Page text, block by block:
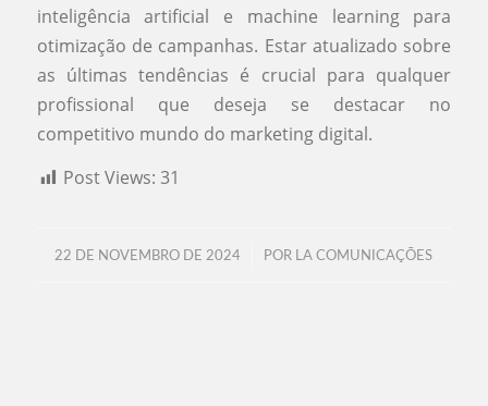
inteligência artificial e machine learning para
otimização de campanhas. Estar atualizado sobre
as últimas tendências é crucial para qualquer
profissional que deseja se destacar no
competitivo mundo do marketing digital.
Post Views: 31
22 DE NOVEMBRO DE 2024
/ POR LA COMUNICAÇÕES